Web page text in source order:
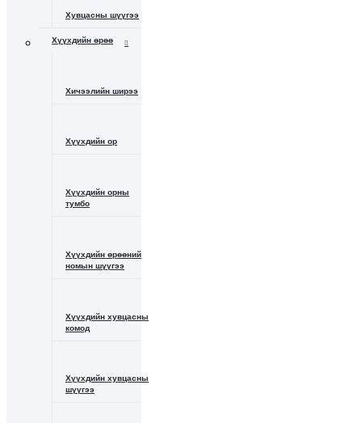
Хувцасны шүүгээ
Хүүхдийн өрөө
Хичээлийн ширээ
Хүүхдийн ор
Хүүхдийн орны
тумбо
Хүүхдийн өрөөний
номын шүүгээ
Хүүхдийн хувцасны
комод
Хүүхдийн хувцасны
шүүгээ